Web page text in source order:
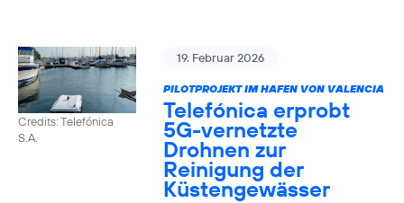
Credits: Telefónica
S.A.
19. Februar 2026
PILOTPROJEKT IM HAFEN VON VALENCIA
Telefónica erprobt
5G-vernetzte
Drohnen zur
Reinigung der
Küstengewässer